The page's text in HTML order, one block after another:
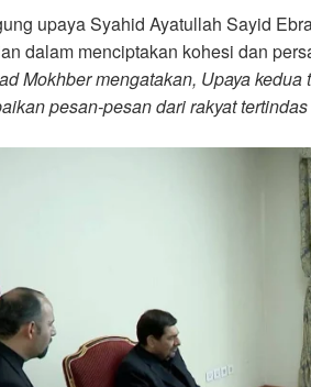
upaya Syahid Ayatullah Sayid
dalam menciptakan kohesi dan
Mokhber mengatakan, Upaya
pesan-pesan dari rakyat